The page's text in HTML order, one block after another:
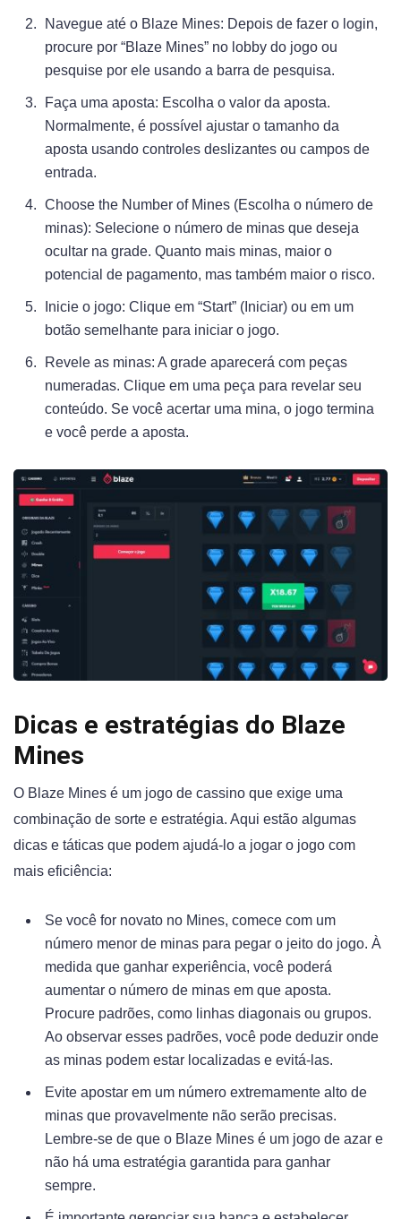
Navegue até o Blaze Mines: Depois de fazer o login,
procure por “Blaze Mines” no lobby do jogo ou
pesquise por ele usando a barra de pesquisa.
Faça uma aposta: Escolha o valor da aposta.
Normalmente, é possível ajustar o tamanho da
aposta usando controles deslizantes ou campos de
entrada.
Choose the Number of Mines (Escolha o número de
minas): Selecione o número de minas que deseja
ocultar na grade. Quanto mais minas, maior o
potencial de pagamento, mas também maior o risco.
Inicie o jogo: Clique em “Start” (Iniciar) ou em um
botão semelhante para iniciar o jogo.
Revele as minas: A grade aparecerá com peças
numeradas. Clique em uma peça para revelar seu
conteúdo. Se você acertar uma mina, o jogo termina
e você perde a aposta.
Dicas e estratégias do Blaze
Mines
O Blaze Mines é um jogo de cassino que exige uma
combinação de sorte e estratégia. Aqui estão algumas
dicas e táticas que podem ajudá-lo a jogar o jogo com
mais eficiência:
Se você for novato no Mines, comece com um
número menor de minas para pegar o jeito do jogo. À
medida que ganhar experiência, você poderá
aumentar o número de minas em que aposta.
Procure padrões, como linhas diagonais ou grupos.
Ao observar esses padrões, você pode deduzir onde
as minas podem estar localizadas e evitá-las.
Evite apostar em um número extremamente alto de
minas que provavelmente não serão precisas.
Lembre-se de que o Blaze Mines é um jogo de azar e
não há uma estratégia garantida para ganhar
sempre.